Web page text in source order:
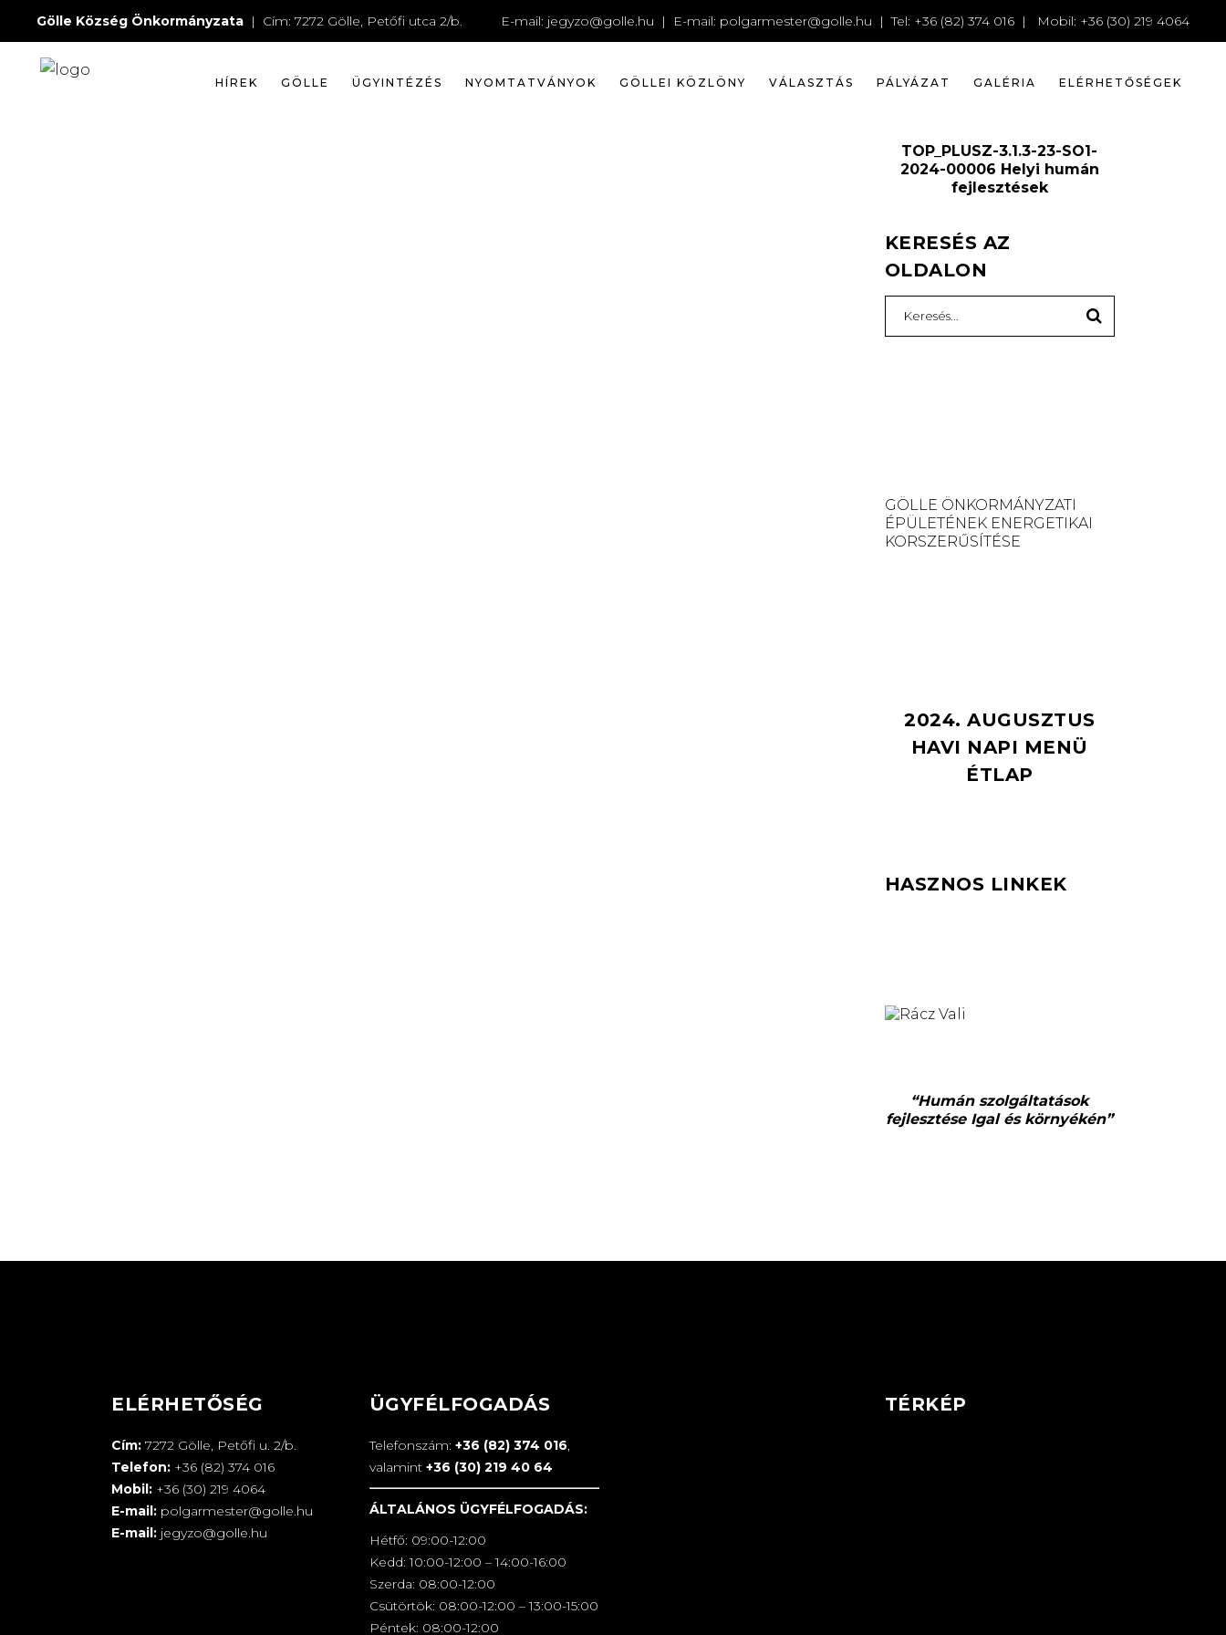
Gölle Község Önkormányzata | Cím: 7272 Gölle, Petőfi utca 2/b. E-mail: jegyzo@golle.hu | E-mail: polgarmester@golle.hu | Tel: +36 (82) 374 016 | Mobil: +36 (30) 219 4064
HÍREK GÖLLE ÜGYINTÉZÉS NYOMTATVÁNYOK GÖLLEI KÖZLÖNY VÁLASZTÁS PÁLYÁZAT GALÉRIA ELÉRHETŐSÉGEK
TOP_PLUSZ-3.1.3-23-SO1-
2024-00006 Helyi humán
fejlesztések
KERESÉS AZ
OLDALON
for:
GÖLLE ÖNKORMÁNYZATI
ÉPÜLETÉNEK ENERGETIKAI
KORSZERŰSÍTÉSE
2024. AUGUSZTUS
HAVI NAPI MENÜ
ÉTLAP
HASZNOS LINKEK
“Humán szolgáltatások
fejlesztése Igal és környékén”
ELÉRHETŐSÉG
Cím: 7272 Gölle, Petőfi u. 2/b.
Telefon: +36 (82) 374 016
Mobil: +36 (30) 219 4064
E-mail: polgarmester@golle.hu
E-mail: jegyzo@golle.hu
ÜGYFÉLFOGADÁS
Telefonszám: +36 (82) 374 016,
valamint +36 (30) 219 40 64
ÁLTALÁNOS ÜGYFÉLFOGADÁS:
Hétfő: 09:00-12:00
Kedd: 10:00-12:00 – 14:00-16:00
Szerda: 08:00-12:00
Csütörtök: 08:00-12:00 – 13:00-15:00
Péntek: 08:00-12:00
TÉRKÉP